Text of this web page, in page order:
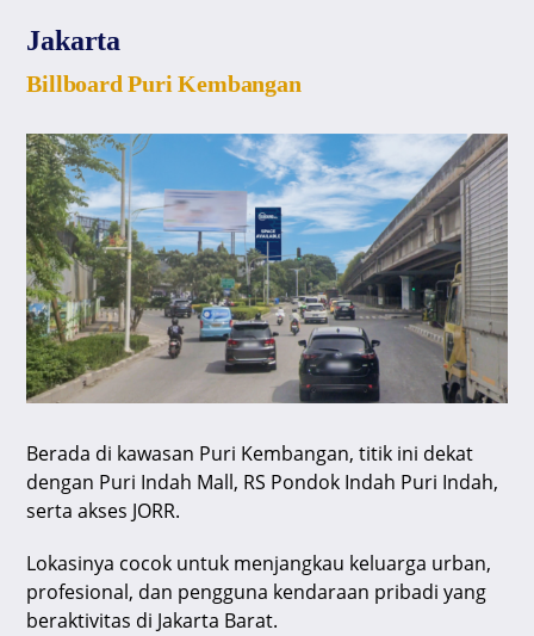
Jakarta
Billboard Puri Kembangan
Berada di kawasan Puri Kembangan, titik ini dekat
dengan Puri Indah Mall, RS Pondok Indah Puri Indah,
serta akses JORR.
Lokasinya cocok untuk menjangkau keluarga urban,
profesional, dan pengguna kendaraan pribadi yang
beraktivitas di Jakarta Barat.